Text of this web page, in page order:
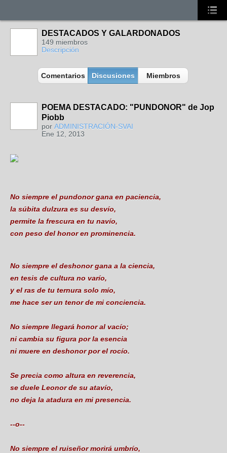
DESTACADOS Y GALARDONADOS
149 miembros
Descripción
Comentarios Discusiones Miembros
POEMA DESTACADO: "PUNDONOR" de Jop
Piobb
por ADMINISTRACIÓN-SVAI
Ene 12, 2013
No siempre el pundonor gana en paciencia,
la súbita dulzura es su desvío,
permite la frescura en tu navío,
con peso del honor en prominencia.
No siempre el deshonor gana a la ciencia,
en tesis de cultura no varío,
y el ras de tu ternura solo mío,
me hace ser un tenor de mi conciencia.
No siempre llegará honor al vacío;
ni cambia su figura por la esencia
ni muere en deshonor por el rocío.
Se precia como altura en reverencia,
se duele Leonor de su atavío,
no deja la atadura en mi presencia.
--o--
No siempre el ruiseñor morirá umbrío,